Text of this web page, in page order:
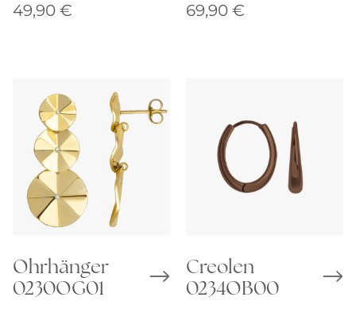
49,90 € 69,90 €
Ohrhänger
0230OG01
Creolen
0234OB00